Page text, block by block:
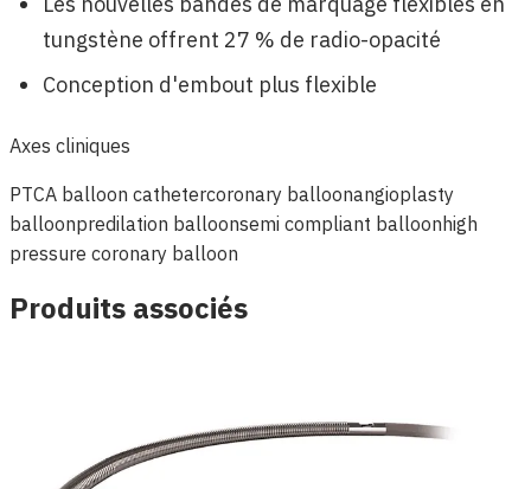
tungstène offrent 27 % de radio-opacité
Conception d'embout plus flexible
Axes cliniques
PTCA balloon cathetercoronary balloonangioplasty
balloonpredilation balloonsemi compliant balloon high
pressure coronary balloon
Produits associés